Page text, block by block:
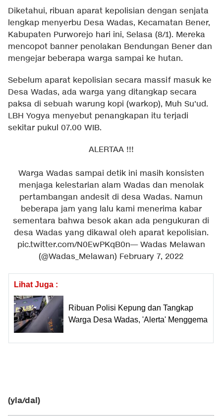
Diketahui, ribuan aparat kepolisian dengan senjata
lengkap menyerbu Desa Wadas, Kecamatan Bener,
Kabupaten Purworejo hari ini, Selasa (8/1). Mereka
mencopot banner penolakan Bendungan Bener dan
mengejar beberapa warga sampai ke hutan.
Sebelum aparat kepolisian secara massif masuk ke
Desa Wadas, ada warga yang ditangkap secara
paksa di sebuah warung kopi (warkop), Muh Su'ud.
LBH Yogya menyebut penangkapan itu terjadi
sekitar pukul 07.00 WIB.
ALERTAA !!!
Warga Wadas sampai detik ini masih konsisten
menjaga kelestarian alam Wadas dan menolak
pertambangan andesit di desa Wadas. Namun
beberapa jam yang lalu kami menerima kabar
sementara bahwa besok akan ada pengukuran di
desa Wadas yang dikawal oleh aparat kepolisian.
pic.twitter.com/N0EwPKqB0n— Wadas Melawan
(@Wadas_Melawan) February 7, 2022
Lihat Juga :
Ribuan Polisi Kepung dan Tangkap
Warga Desa Wadas, 'Alerta' Menggema
(yla/dal)